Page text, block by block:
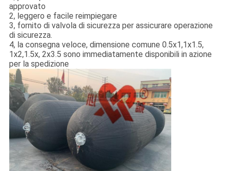
approvato
2, leggero e facile reimpiegare
3, fornito di valvola di sicurezza per assicurare operazione
di sicurezza.
4, la consegna veloce, dimensione comune 0.5x1,1x1.5,
1x2,1.5x, 2x3.5 sono immediatamente disponibili in azione
per la spedizione